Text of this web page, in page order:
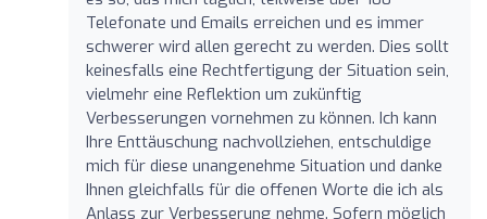
Telefonate und Emails erreichen und es immer
schwerer wird allen gerecht zu werden. Dies sollt
keinesfalls eine Rechtfertigung der Situation sein,
vielmehr eine Reflektion um zukünftig
Verbesserungen vornehmen zu können. Ich kann
Ihre Enttäuschung nachvollziehen, entschuldige
mich für diese unangenehme Situation und danke
Ihnen gleichfalls für die offenen Worte die ich als
Anlass zur Verbesserung nehme. Sofern möglich